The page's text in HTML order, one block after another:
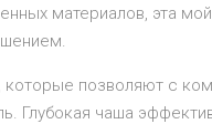
материалов, эта
позволяют с
Глубокая чаша